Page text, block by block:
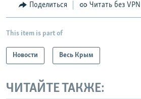
Поделиться Читать без VPN
This item is part of
Новости Весь Крым
ЧИТАЙТЕ ТАКЖЕ: